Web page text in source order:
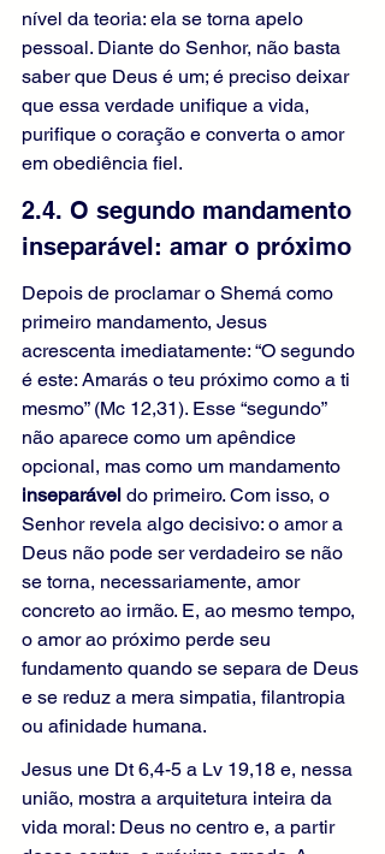
nível da teoria: ela se torna apelo
pessoal. Diante do Senhor, não basta
saber que Deus é um; é preciso deixar
que essa verdade unifique a vida,
purifique o coração e converta o amor
em obediência fiel.
2.4. O segundo mandamento
inseparável: amar o próximo
Depois de proclamar o Shemá como
primeiro mandamento, Jesus
acrescenta imediatamente: “O segundo
é este: Amarás o teu próximo como a ti
mesmo” (Mc 12,31). Esse “segundo”
não aparece como um apêndice
opcional, mas como um mandamento
inseparável do primeiro. Com isso, o
Senhor revela algo decisivo: o amor a
Deus não pode ser verdadeiro se não
se torna, necessariamente, amor
concreto ao irmão. E, ao mesmo tempo,
o amor ao próximo perde seu
fundamento quando se separa de Deus
e se reduz a mera simpatia, filantropia
ou afinidade humana.
Jesus une Dt 6,4-5 a Lv 19,18 e, nessa
união, mostra a arquitetura inteira da
vida moral: Deus no centro e, a partir